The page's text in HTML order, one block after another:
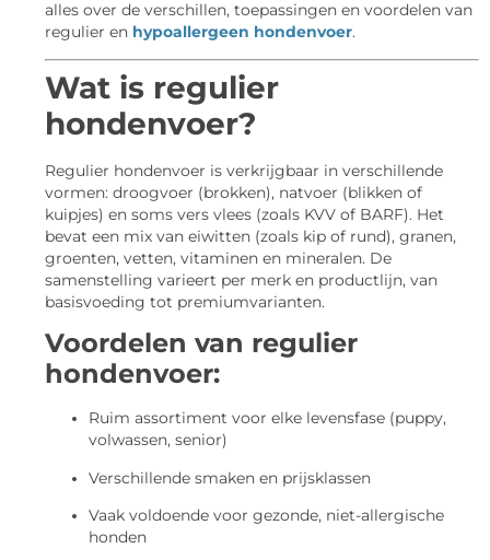
alles over de verschillen, toepassingen en voordelen van
regulier en hypoallergeen hondenvoer.
Wat is regulier
hondenvoer?
Regulier hondenvoer is verkrijgbaar in verschillende
vormen: droogvoer (brokken), natvoer (blikken of
kuipjes) en soms vers vlees (zoals KVV of BARF). Het
bevat een mix van eiwitten (zoals kip of rund), granen,
groenten, vetten, vitaminen en mineralen. De
samenstelling varieert per merk en productlijn, van
basisvoeding tot premiumvarianten.
Voordelen van regulier
hondenvoer:
Ruim assortiment voor elke levensfase (puppy,
volwassen, senior)
Verschillende smaken en prijsklassen
Vaak voldoende voor gezonde, niet-allergische
honden